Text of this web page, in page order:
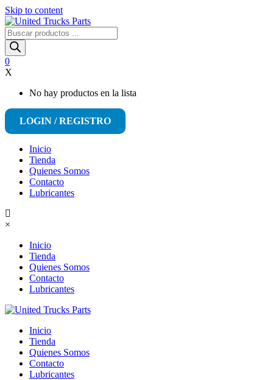
Skip to content
Búsqueda
de
productos
0
X
No hay productos en la lista
LOGIN / REGISTRO
Inicio
Tienda
Quienes Somos
Contacto
Lubricantes
×
Inicio
Tienda
Quienes Somos
Contacto
Lubricantes
Inicio
Tienda
Quienes Somos
Contacto
Lubricantes